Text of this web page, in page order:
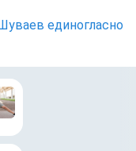
единогласно